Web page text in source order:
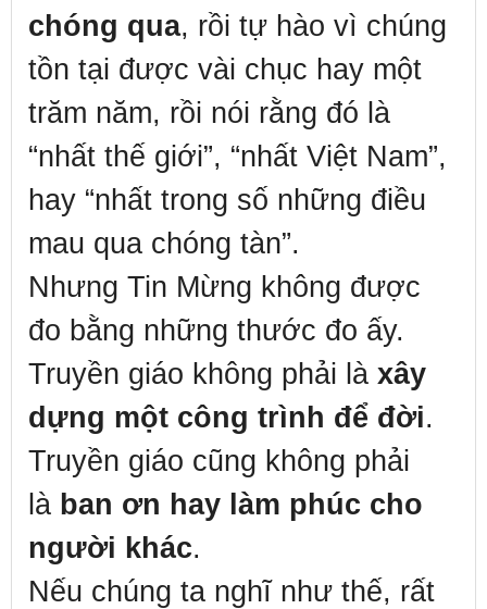
chóng qua, rồi tự hào vì chúng
tồn tại được vài chục hay một
trăm năm, rồi nói rằng đó là
“nhất thế giới”, “nhất Việt Nam”,
hay “nhất trong số những điều
mau qua chóng tàn”.
Nhưng Tin Mừng không được
đo bằng những thước đo ấy.
Truyền giáo không phải là xây
dựng một công trình để đời.
Truyền giáo cũng không phải
là ban ơn hay làm phúc cho
người khác.
Nếu chúng ta nghĩ như thế, rất